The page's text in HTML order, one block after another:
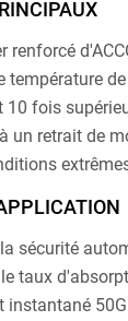
renforcé
température
fois
un retrait de
sécurité
taux